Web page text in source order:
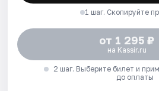
1 шаг. Скопируйте
от 1 295 ₽
на Kassir.ru
2 шаг. Выберите билет и
до оплаты